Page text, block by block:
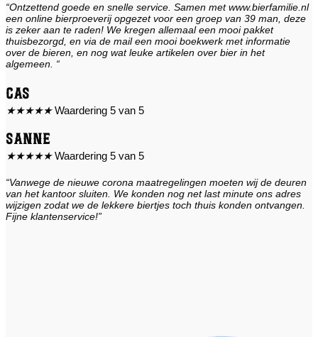
“Ontzettend goede en snelle service. Samen met www.bierfamilie.nl
een online bierproeverij opgezet voor een groep van 39 man, deze
is zeker aan te raden! We kregen allemaal een mooi pakket
thuisbezorgd, en via de mail een mooi boekwerk met informatie
over de bieren, en nog wat leuke artikelen over bier in het
algemeen. “
Cas
★★★★★ Waardering 5 van 5
Sanne
★★★★★ Waardering 5 van 5
“Vanwege de nieuwe corona maatregelingen moeten wij de deuren
van het kantoor sluiten. We konden nog net last minute ons adres
wijzigen zodat we de lekkere biertjes toch thuis konden ontvangen.
Fijne klantenservice!”